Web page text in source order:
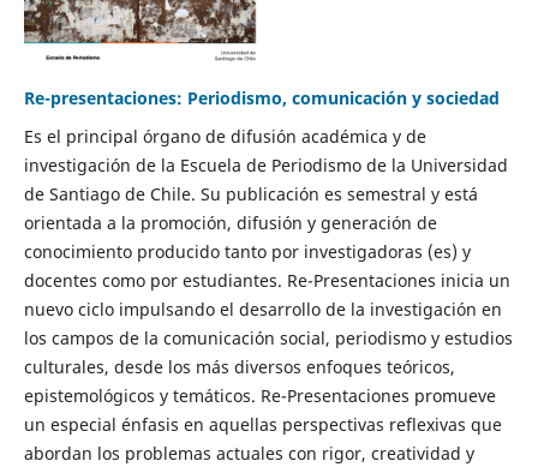
Re-presentaciones: Periodismo, comunicación y sociedad
Es el principal órgano de difusión académica y de
investigación de la Escuela de Periodismo de la Universidad
de Santiago de Chile. Su publicación es semestral y está
orientada a la promoción, difusión y generación de
conocimiento producido tanto por investigadoras (es) y
docentes como por estudiantes. Re-Presentaciones inicia un
nuevo ciclo impulsando el desarrollo de la investigación en
los campos de la comunicación social, periodismo y estudios
culturales, desde los más diversos enfoques teóricos,
epistemológicos y temáticos. Re-Presentaciones promueve
un especial énfasis en aquellas perspectivas reflexivas que
abordan los problemas actuales con rigor, creatividad y